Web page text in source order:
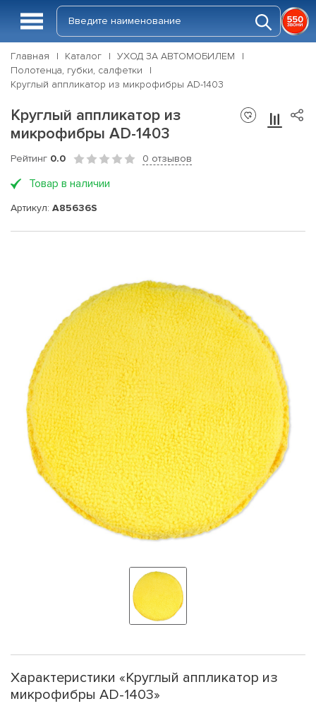
Главная Каталог
УХОД ЗА АВТОМОБИЛЕМ
Полотенца, губки, салфетки
Круглый аппликатор из микрофибры AD-1403
Круглый аппликатор из
микрофибры AD-1403
Рейтинг 0.0 0 отзывов
Товар в наличии
Артикул: A85636S
Характеристики «Круглый аппликатор из
микрофибры AD-1403»